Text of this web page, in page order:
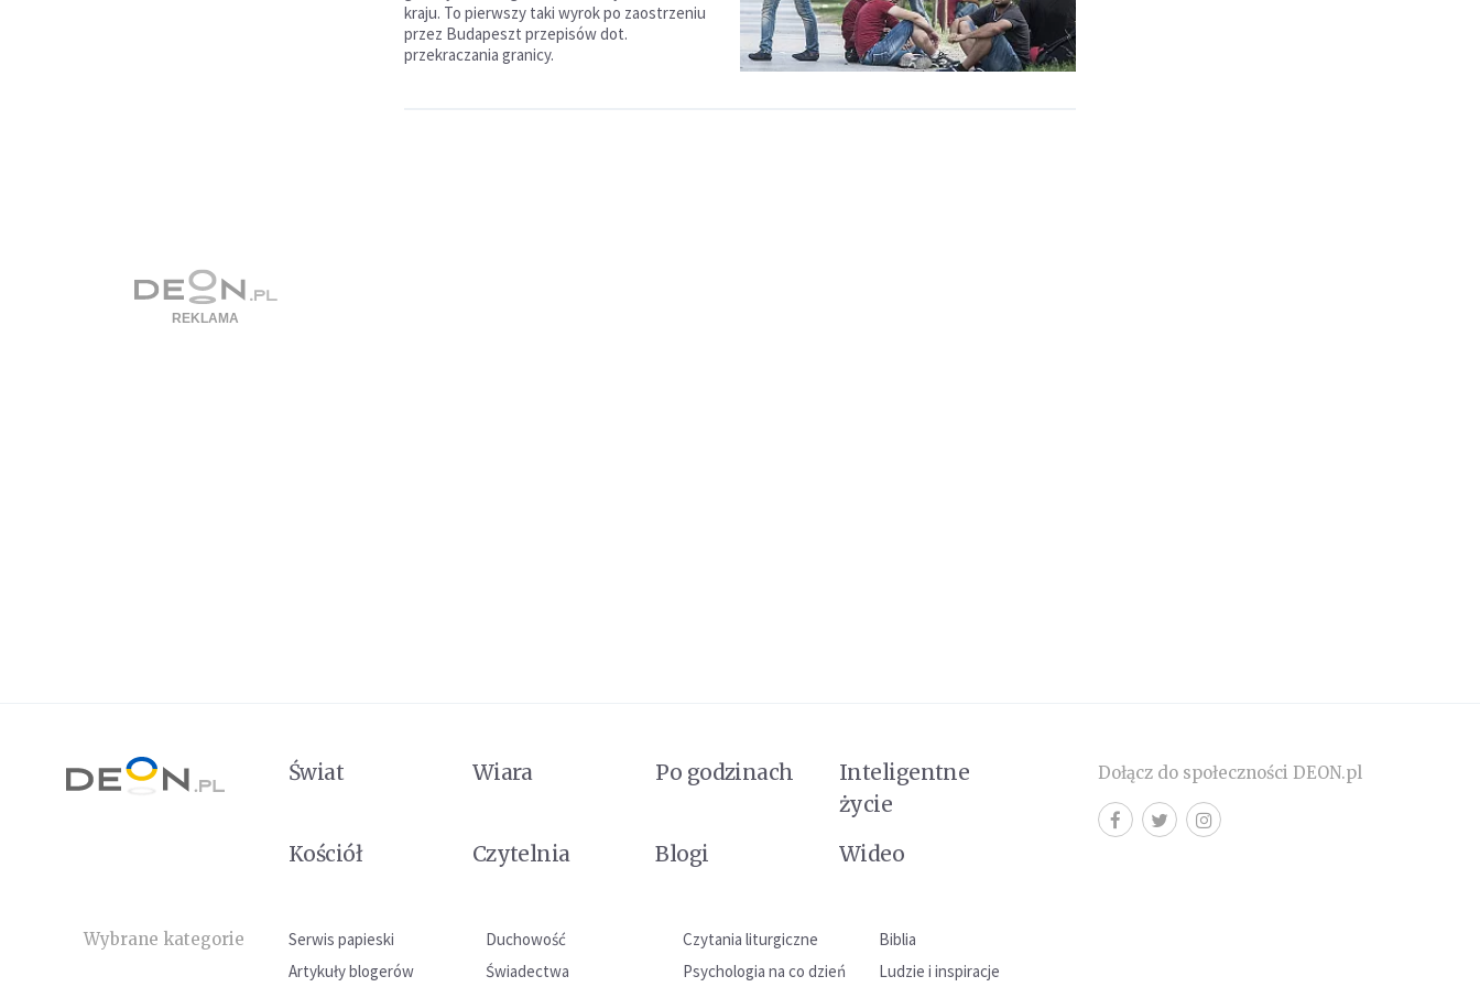
kraju. To pierwszy taki wyrok po zaostrzeniu
przez Budapeszt przepisów dot.
przekraczania granicy.
Świat Wiara Po godzinach
Inteligentne
życie
Kościół
Czytelnia Blogi Wideo
Wybrane kategorie Serwis papieski Duchowość Czytania liturgiczne
Biblia
Artykuły blogerów
Świadectwa Psychologia na co dzień Ludzie i inspiracje
Dołącz do społeczności DEON.pl